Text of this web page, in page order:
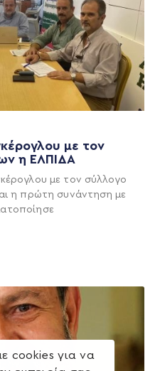
με τον
η ΕΛΠΙΔΑ
με τον σύλλογο
η πρώτη συνάντηση με
cookies για να